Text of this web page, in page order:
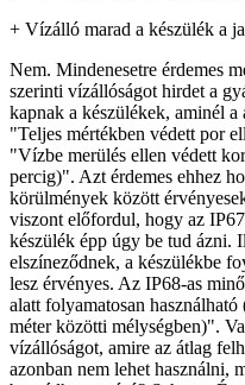
+ Vízálló marad a készülék a
Nem. Mindenesetre érdemes
szerinti vízállóságot hirdet a
kapnak a készülékek, aminél
"Teljes mértékben védett por
"Vízbe merülés ellen védett
percig)". Azt érdemes ehhez
körülmények között
viszont előfordul, hogy az
készülék épp úgy be tud
elszíneződnek, a készülékbe
lesz érvényes. Az IP68-as
alatt folyamatosan
méter közötti mélységben)".
vízállóságot, amire az átlag
azonban nem lehet használni,